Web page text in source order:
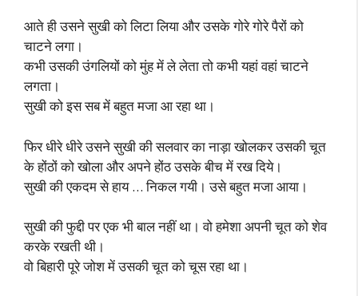
आते ही उसने सुखी को लिटा लिया और उसके गोरे गोरे पैरों को
चाटने लगा।
कभी उसकी उंगलियों को मुंह में ले लेता तो कभी यहां वहां चाटने
लगता।
सुखी को इस सब में बहुत मजा आ रहा था।
फिर धीरे धीरे उसने सुखी की सलवार का नाड़ा खोलकर उसकी चूत
के होंठों को खोला और अपने होंठ उसके बीच में रख दिये।
सुखी की एकदम से हाय … निकल गयी। उसे बहुत मजा आया।
सुखी की फुद्दी पर एक भी बाल नहीं था। वो हमेशा अपनी चूत को शेव
करके रखती थी।
वो बिहारी पूरे जोश में उसकी चूत को चूस रहा था।